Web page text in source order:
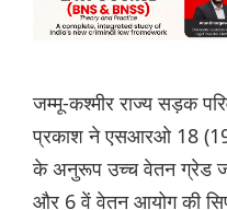
जम्मू-कश्मीर राज्य सड़क
प्रकाश ने एसआरओ 18
के अनुरूप उच्च वेतन ग्रेड
और 6 वें वेतन आयोग की